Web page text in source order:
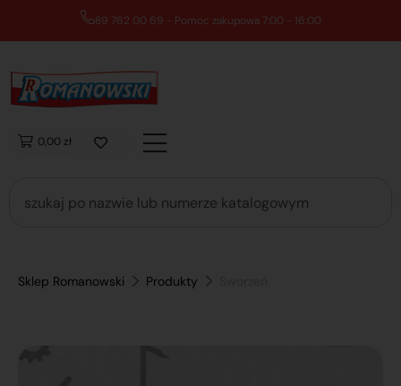
89 762 00 69 - Pomoc zakupowa 7:00 - 16:00
0,00 zł
Sklep Romanowski Produkty